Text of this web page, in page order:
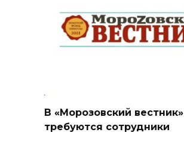
В «Морозовский вестник»
требуются сотрудники